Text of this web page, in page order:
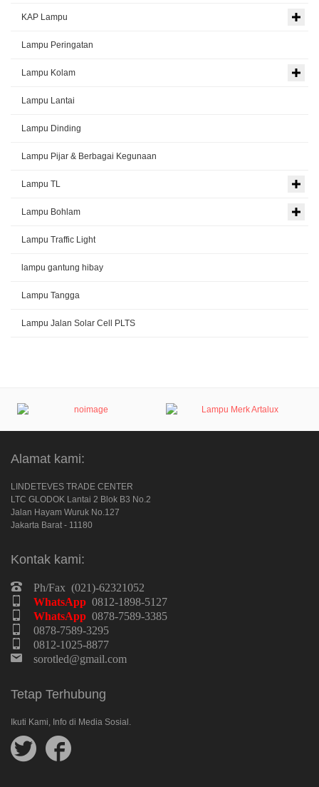
KAP Lampu
Lampu Peringatan
Lampu Kolam
Lampu Lantai
Lampu Dinding
Lampu Pijar & Berbagai Kegunaan
Lampu TL
Lampu Bohlam
Lampu Traffic Light
lampu gantung hibay
Lampu Tangga
Lampu Jalan Solar Cell PLTS
Alamat kami:
LINDETEVES TRADE CENTER
LTC GLODOK Lantai 2 Blok B3 No.2
Jalan Hayam Wuruk No.127
Jakarta Barat - 11180
Kontak kami:
Ph/Fax (021)-62321052
WhatsApp 0812-1898-5127
WhatsApp 0878-7589-3385
0878-7589-3295
0812-1025-8877
sorotled@gmail.com
Tetap Terhubung
Ikuti Kami, Info di Media Sosial.
Follow
us
us